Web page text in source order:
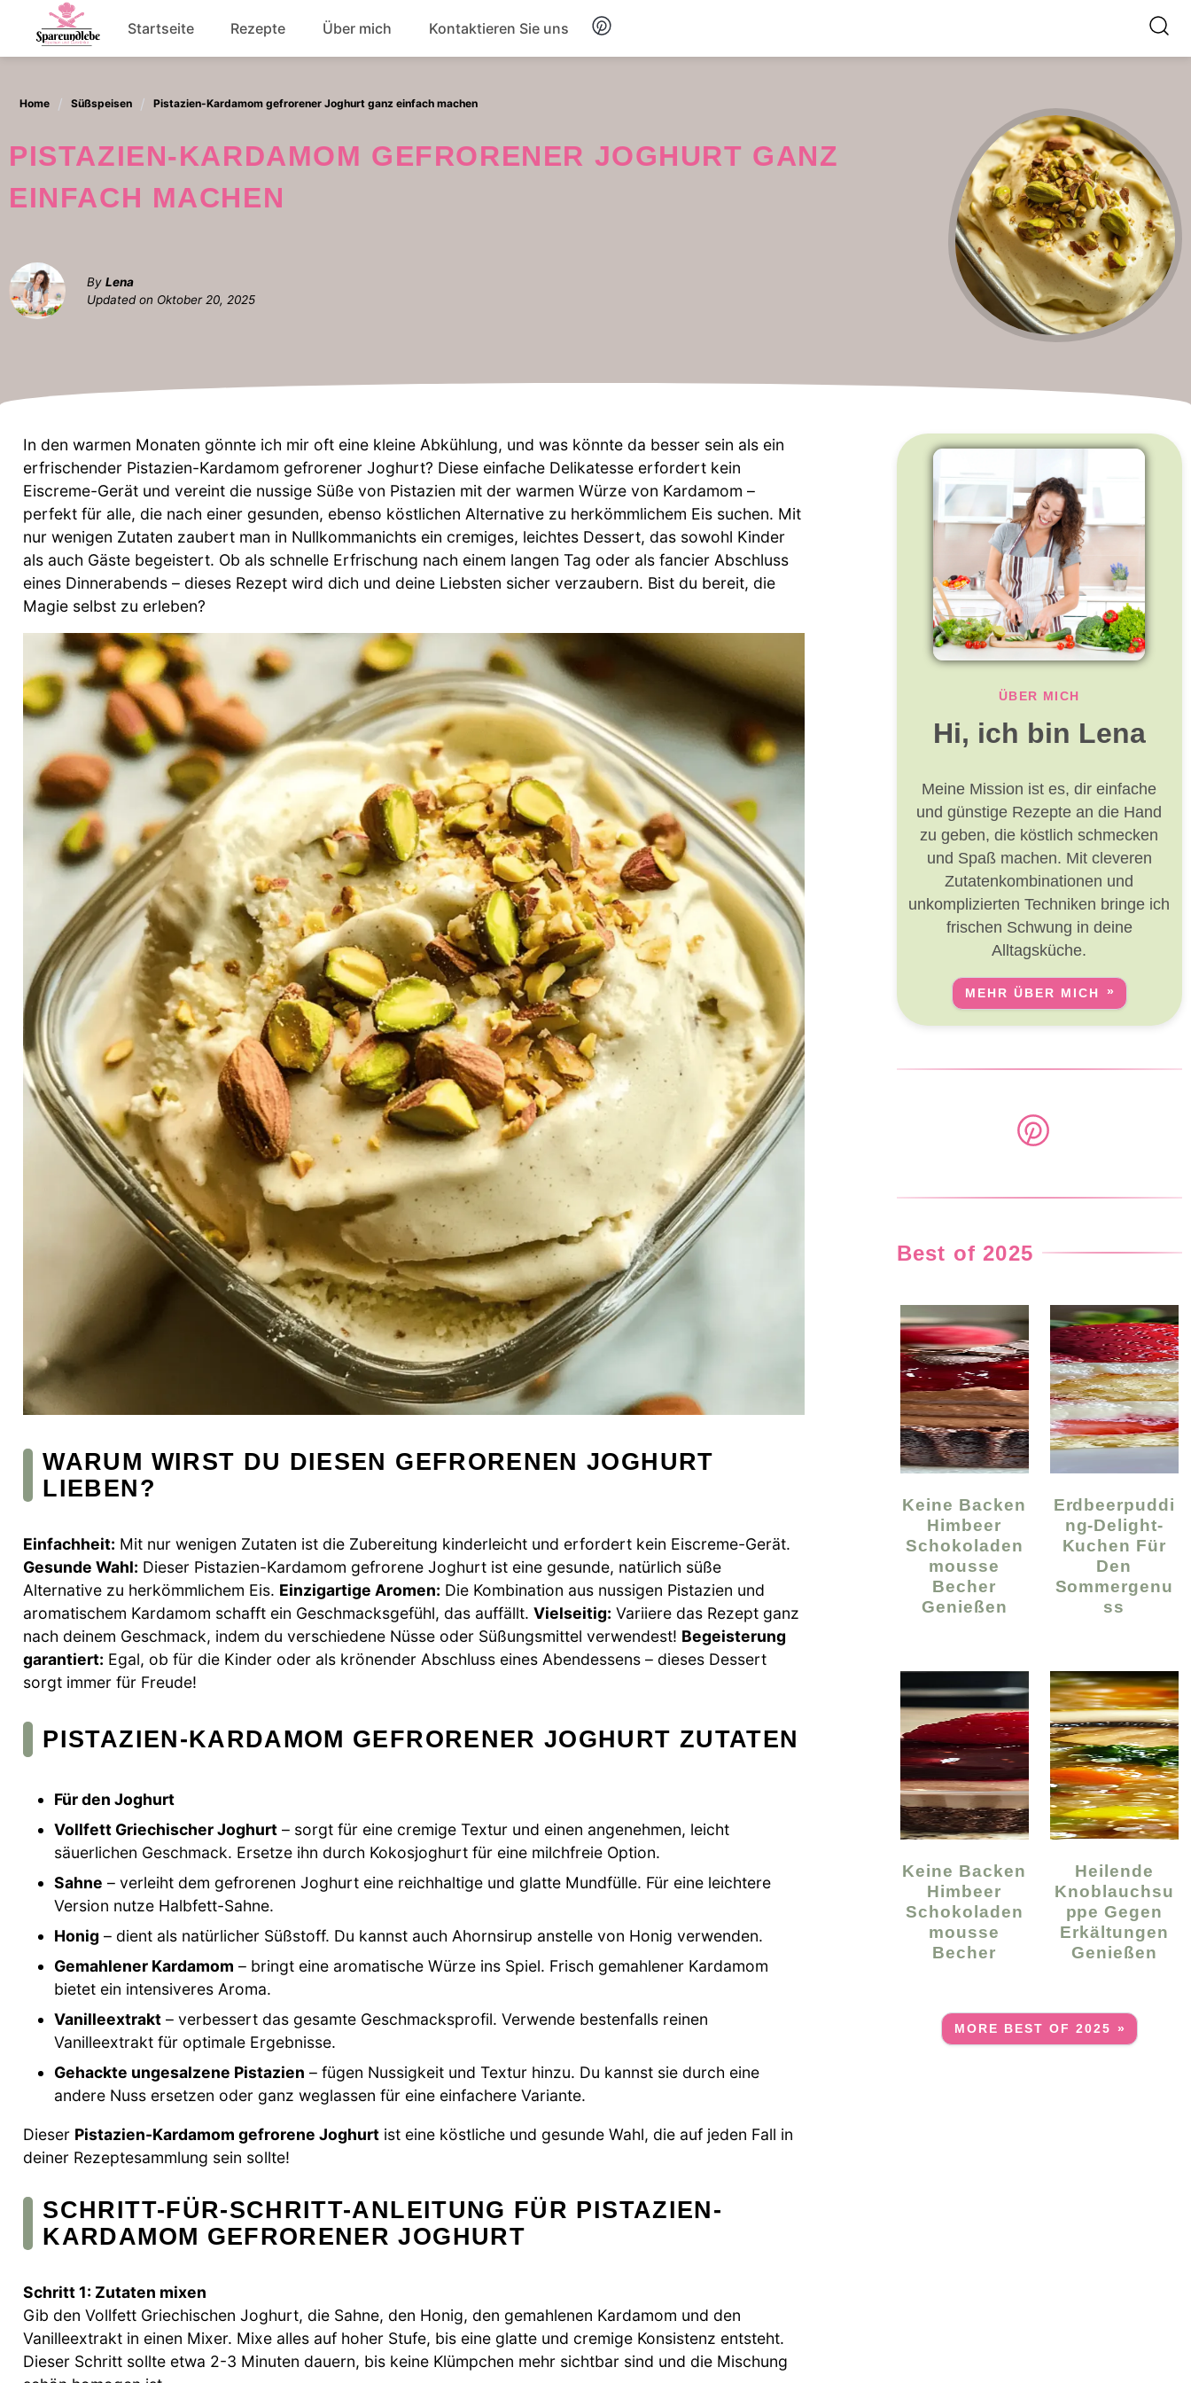
content
Startseite Rezepte Über mich Kontaktieren Sie uns
Home Süßspeisen Pistazien-Kardamom gefrorener Joghurt ganz einfach machen
PISTAZIEN-KARDAMOM GEFRORENER JOGHURT GANZ
EINFACH MACHEN
By Lena
Updated on Oktober 20, 2025
In den warmen Monaten gönnte ich mir oft eine kleine Abkühlung, und was könnte da besser sein als ein
erfrischender Pistazien-Kardamom gefrorener Joghurt? Diese einfache Delikatesse erfordert kein
Eiscreme-Gerät und vereint die nussige Süße von Pistazien mit der warmen Würze von Kardamom –
perfekt für alle, die nach einer gesunden, ebenso köstlichen Alternative zu herkömmlichem Eis suchen. Mit
nur wenigen Zutaten zaubert man in Nullkommanichts ein cremiges, leichtes Dessert, das sowohl Kinder
als auch Gäste begeistert. Ob als schnelle Erfrischung nach einem langen Tag oder als fancier Abschluss
eines Dinnerabends – dieses Rezept wird dich und deine Liebsten sicher verzaubern. Bist du bereit, die
Magie selbst zu erleben?
WARUM WIRST DU DIESEN GEFRORENEN JOGHURT
LIEBEN?
Einfachheit: Mit nur wenigen Zutaten ist die Zubereitung kinderleicht und erfordert kein Eiscreme-Gerät.
Gesunde Wahl: Dieser Pistazien-Kardamom gefrorene Joghurt ist eine gesunde, natürlich süße
Alternative zu herkömmlichem Eis. Einzigartige Aromen: Die Kombination aus nussigen Pistazien und
aromatischem Kardamom schafft ein Geschmacksgefühl, das auffällt. Vielseitig: Variiere das Rezept ganz
nach deinem Geschmack, indem du verschiedene Nüsse oder Süßungsmittel verwendest! Begeisterung
garantiert: Egal, ob für die Kinder oder als krönender Abschluss eines Abendessens – dieses Dessert
sorgt immer für Freude!
PISTAZIEN-KARDAMOM GEFRORENER JOGHURT ZUTATEN
Für den Joghurt
Vollfett Griechischer Joghurt – sorgt für eine cremige Textur und einen angenehmen, leicht
säuerlichen Geschmack. Ersetze ihn durch Kokosjoghurt für eine milchfreie Option.
Sahne – verleiht dem gefrorenen Joghurt eine reichhaltige und glatte Mundfülle. Für eine leichtere
Version nutze Halbfett-Sahne.
Honig – dient als natürlicher Süßstoff. Du kannst auch Ahornsirup anstelle von Honig verwenden.
Gemahlener Kardamom – bringt eine aromatische Würze ins Spiel. Frisch gemahlener Kardamom
bietet ein intensiveres Aroma.
Vanilleextrakt – verbessert das gesamte Geschmacksprofil. Verwende bestenfalls reinen
Vanilleextrakt für optimale Ergebnisse.
Gehackte ungesalzene Pistazien – fügen Nussigkeit und Textur hinzu. Du kannst sie durch eine
andere Nuss ersetzen oder ganz weglassen für eine einfachere Variante.
Dieser Pistazien-Kardamom gefrorene Joghurt ist eine köstliche und gesunde Wahl, die auf jeden Fall in
deiner Rezeptesammlung sein sollte!
SCHRITT-FÜR-SCHRITT-ANLEITUNG FÜR PISTAZIEN-
KARDAMOM GEFRORENER JOGHURT
Schritt 1: Zutaten mixen
Gib den Vollfett Griechischen Joghurt, die Sahne, den Honig, den gemahlenen Kardamom und den
Vanilleextrakt in einen Mixer. Mixe alles auf hoher Stufe, bis eine glatte und cremige Konsistenz entsteht.
Dieser Schritt sollte etwa 2-3 Minuten dauern, bis keine Klümpchen mehr sichtbar sind und die Mischung
ÜBER MICH
Hi, ich bin Lena
Meine Mission ist es, dir einfache
und günstige Rezepte an die Hand
zu geben, die köstlich schmecken
und Spaß machen. Mit cleveren
Zutatenkombinationen und
unkomplizierten Techniken bringe ich
frischen Schwung in deine
Alltagsküche.
MEHR ÜBER MICH
Best of 2025
Keine Backen
Himbeer
Schokoladen
Mousse
Becher
Genießen
Erdbeerpuddi
Ng-Delight-
Kuchen Für
Den
Sommergenu
Ss
Keine Backen
Himbeer
Schokoladen
Mousse
Becher
Heilende
Knoblauchsu
Ppe Gegen
Erkältungen
Genießen
MORE BEST OF 2025 »